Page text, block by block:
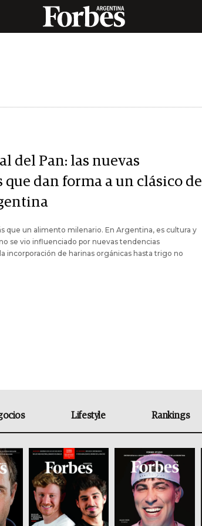
del Pan: las nuevas
que dan forma a un clásico de
que un alimento milenario. En Argentina, es cultura y
se vio influenciado por nuevas tendencias
incorporación de harinas orgánicas hasta trigo no
Lifestyle Rankings